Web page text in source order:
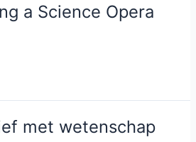
a Science Opera
met wetenschap